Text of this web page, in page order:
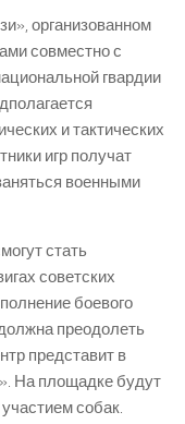
организованном
совместно с
гвардии
и тактических
игр получат
военными
стать
советских
боевого
преодолеть
представит в
На площадке будут
собак.